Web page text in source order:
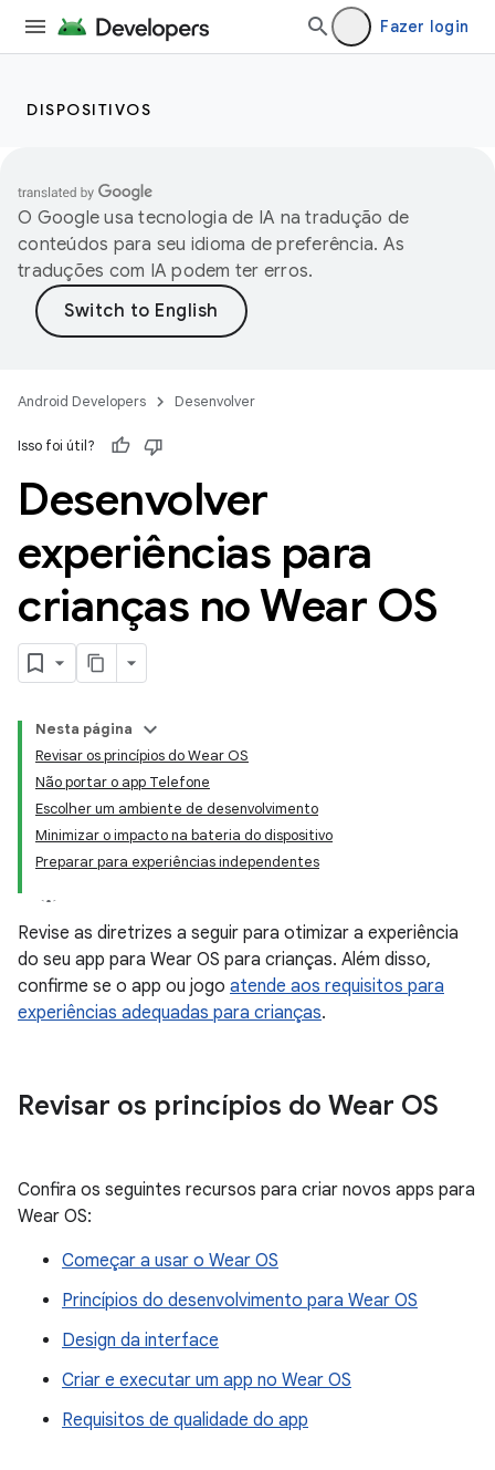
Fazer login
DISPOSITIVOS
O Google usa tecnologia de IA na tradução de
conteúdos para seu idioma de preferência. As
traduções com IA podem ter erros.
Android Developers Desenvolver
Isso foi útil?
Desenvolver
experiências para
crianças no Wear OS
Nesta página
Revisar os princípios do Wear OS
Não portar o app Telefone
Escolher um ambiente de desenvolvimento
Minimizar o impacto na bateria do dispositivo
Preparar para experiências independentes
Revise as diretrizes a seguir para otimizar a experiência
do seu app para Wear OS para crianças. Além disso,
confirme se o app ou jogo atende aos requisitos para
experiências adequadas para crianças.
Revisar os princípios do Wear OS
Confira os seguintes recursos para criar novos apps para
Wear OS:
Começar a usar o Wear OS
Princípios do desenvolvimento para Wear OS
Design da interface
Criar e executar um app no Wear OS
Requisitos de qualidade do app